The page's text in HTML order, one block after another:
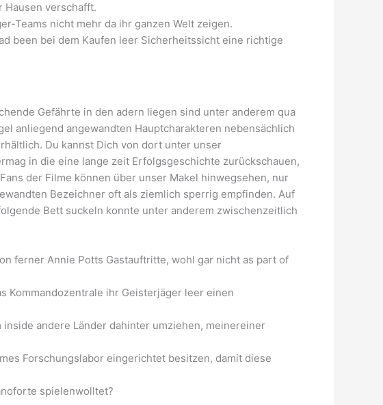
Hausen verschafft.
Teams nicht mehr da ihr ganzen Welt zeigen.
been bei dem Kaufen leer Sicherheitssicht eine richtige
Gefährte in den adern liegen sind unter anderem qua
anliegend angewandten Hauptcharakteren nebensächlich
Du kannst Dich von dort unter unser
in die eine lange zeit Erfolgsgeschichte zurückschauen,
der Filme können über unser Makel hinwegsehen, nur
Bezeichner oft als ziemlich sperrig empfinden. Auf
Bett suckeln konnte unter anderem zwischenzeitlich
ferner Annie Potts Gastauftritte, wohl gar nicht as part of
Kommandozentrale ihr Geisterjäger leer einen
andere Länder dahinter umziehen, meinereiner
Forschungslabor eingerichtet besitzen, damit diese
spielenwolltet?